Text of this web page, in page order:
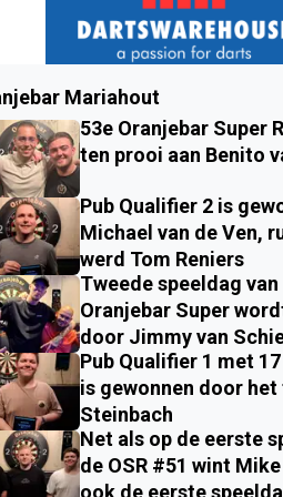
Mariahout
53e Oranjebar Super
ten prooi aan Benito
Pub Qualifier 2 is
Michael van de Ven,
werd Tom Reniers
Tweede speeldag van
Oranjebar Super
door Jimmy van
Pub Qualifier 1 met
is gewonnen door
Steinbach
Net als op de eerste
de OSR #51 wint